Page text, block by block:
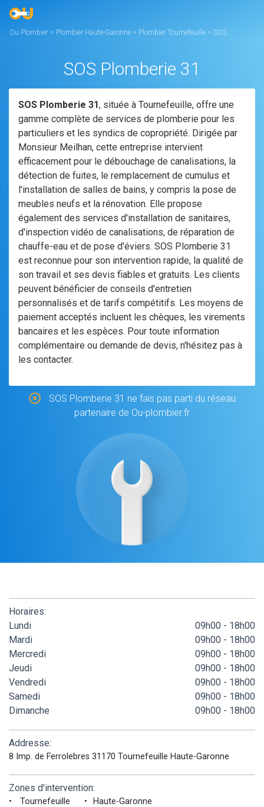
Ou Plombier > Plombier Haute-Garonne > Plombier Tournefeuille > SOS
SOS Plomberie 31
SOS Plomberie 31, située à Tournefeuille, offre une
gamme complète de services de plomberie pour les
particuliers et les syndics de copropriété. Dirigée par
Monsieur Meilhan, cette entreprise intervient
efficacement pour le débouchage de canalisations, la
détection de fuites, le remplacement de cumulus et
l'installation de salles de bains, y compris la pose de
meubles neufs et la rénovation. Elle propose
également des services d'installation de sanitaires,
d'inspection vidéo de canalisations, de réparation de
chauffe-eau et de pose d'éviers. SOS Plomberie 31
est reconnue pour son intervention rapide, la qualité de
son travail et ses devis fiables et gratuits. Les clients
peuvent bénéficier de conseils d'entretien
personnalisés et de tarifs compétitifs. Les moyens de
paiement acceptés incluent les chèques, les virements
bancaires et les espèces. Pour toute information
complémentaire ou demande de devis, n'hésitez pas à
les contacter.
SOS Plomberie 31 ne fais pas parti du réseau
partenaire de Ou-plombier.fr
Horaires:
Lundi
09h00 - 18h00
Mardi
09h00 - 18h00
Mercredi
09h00 - 18h00
Jeudi
09h00 - 18h00
Vendredi
09h00 - 18h00
Samedi
09h00 - 18h00
Dimanche
09h00 - 18h00
Addresse:
8 Imp. de Ferrolebres 31170 Tournefeuille Haute-Garonne
Zones d'intervention:
Tournefeuille Haute-Garonne